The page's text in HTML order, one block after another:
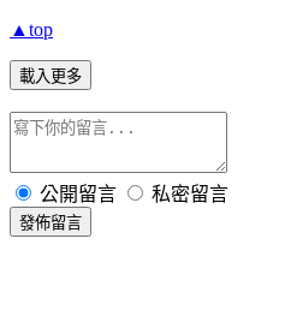
▲top
載入更多
公開留言 私密留言
發佈留言